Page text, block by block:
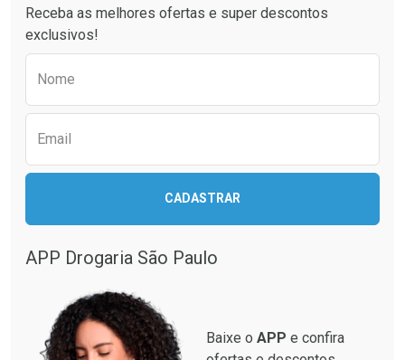
Comprar sem Desconto
Comprar sem Desconto
Por R$ 21,86/cada
Comprar sem Desconto
Comprar sem Desconto
Receba as melhores ofertas e super descontos
exclusivos!
Nome
Email
CADASTRAR
APP Drogaria São Paulo
Baixe o APP e confira